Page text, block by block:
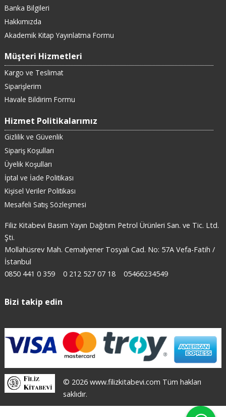
Banka Bilgileri
Hakkımızda
Akademik Kitap Yayınlatma Formu
Müşteri Hizmetleri
Kargo ve Teslimat
Siparişlerim
Havale Bildirim Formu
Hizmet Politikalarımız
Gizlilik ve Güvenlik
Sipariş Koşulları
Üyelik Koşulları
İptal ve İade Politikası
Kişisel Veriler Politikası
Mesafeli Satış Sözleşmesi
Filiz Kitabevi Basım Yayın Dağıtım Petrol Ürünleri San. ve Tic. Ltd.
Şti.
Mollahüsrev Mah. Cemalyener Tosyalı Cad. No: 57A Vefa-Fatih /
İstanbul
0850 441 0 359
0 212 527 07 18 05466234549
Bizi takip edin
© 2026 www.filizkitabevi.com Tüm hakları
saklıdır.